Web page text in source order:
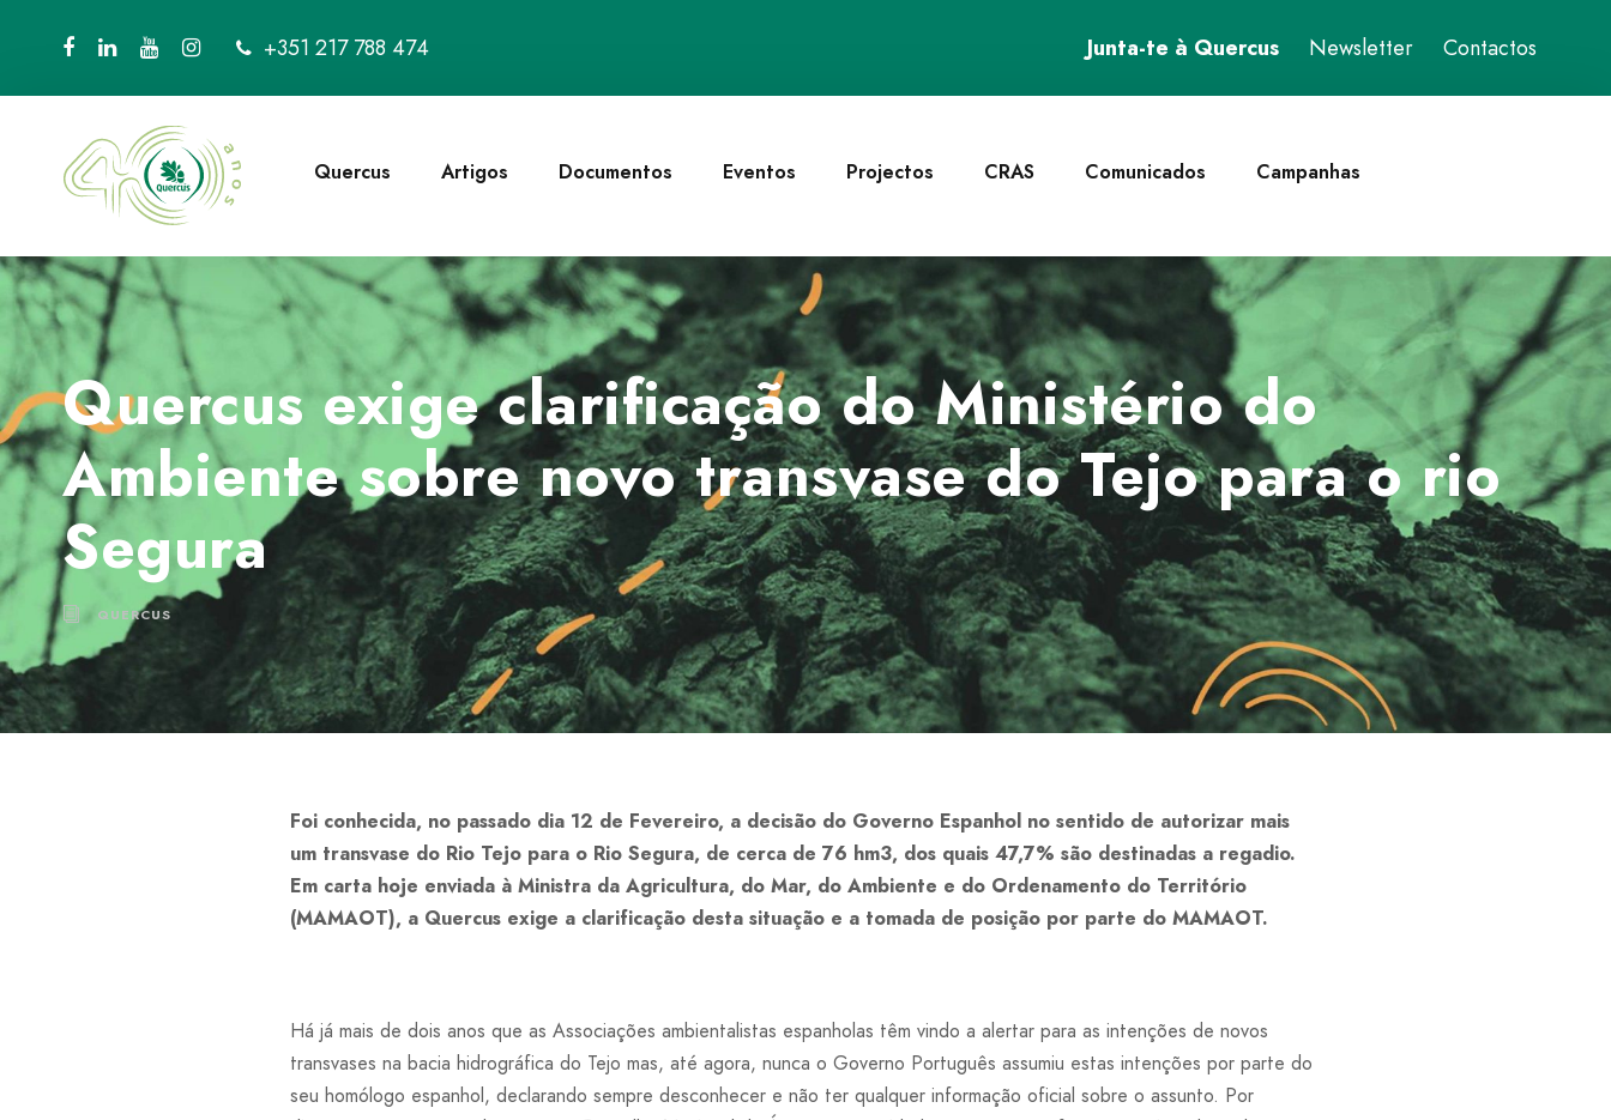
+351 217 788 474 Junta-te à Quercus Newsletter Contactos
Quercus Artigos Documentos Eventos Projectos CRAS Comunicados Campanhas
Quercus exige clarificação do Ministério do
Ambiente sobre novo transvase do Tejo para o rio
Segura
QUERCUS
Foi conhecida, no passado dia 12 de Fevereiro, a decisão do Governo Espanhol no sentido de autorizar mais
um transvase do Rio Tejo para o Rio Segura, de cerca de 76 hm3, dos quais 47,7% são destinadas a regadio.
Em carta hoje enviada à Ministra da Agricultura, do Mar, do Ambiente e do Ordenamento do Território
(MAMAOT), a Quercus exige a clarificação desta situação e a tomada de posição por parte do MAMAOT.
Há já mais de dois anos que as Associações ambientalistas espanholas têm vindo a alertar para as intenções de novos
transvases na bacia hidrográfica do Tejo mas, até agora, nunca o Governo Português assumiu estas intenções por parte do
seu homólogo espanhol, declarando sempre desconhecer e não ter qualquer informação oficial sobre o assunto. Por